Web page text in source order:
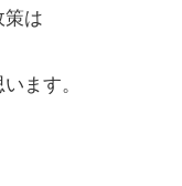
策は
ます。